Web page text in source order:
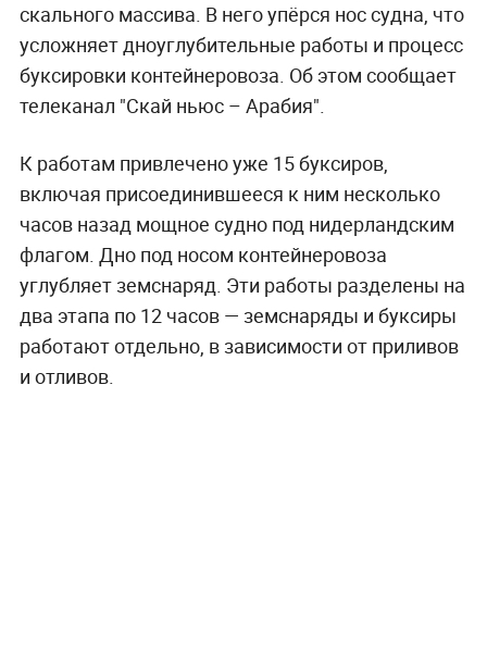
скального массива. В него упёрся нос судна, что
усложняет дноуглубительные работы и процесс
буксировки контейнеровоза. Об этом сообщает
телеканал "Скай ньюс – Арабия".
К работам привлечено уже 15 буксиров,
включая присоединившееся к ним несколько
часов назад мощное судно под нидерландским
флагом. Дно под носом контейнеровоза
углубляет земснаряд. Эти работы разделены на
два этапа по 12 часов — земснаряды и буксиры
работают отдельно, в зависимости от приливов
и отливов.